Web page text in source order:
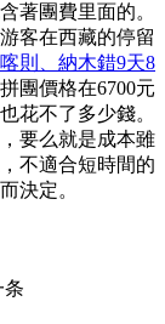
著團費里面的。
客在西藏的停留
則、納木錯9天8
團價格在6700元
花不了多少錢。
要么就是成本雖
不適合短時間的
決定。
条